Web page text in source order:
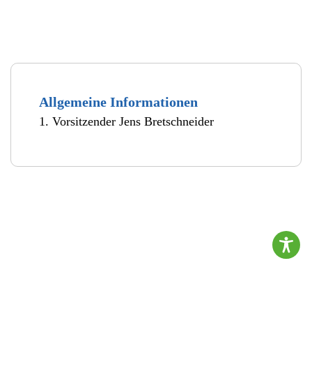
Allgemeine Informationen
1. Vorsitzender Jens Bretschneider